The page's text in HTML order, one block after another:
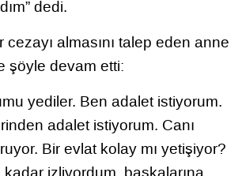
dedi.
cezayı almasını talep eden anne
şöyle devam etti:
yediler. Ben adalet istiyorum.
adalet istiyorum. Canı
Bir evlat kolay mı yetişiyor?